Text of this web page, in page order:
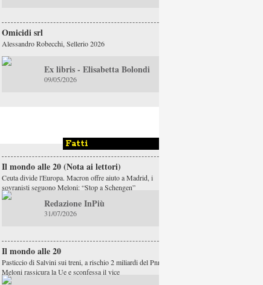
Omicidi srl
Alessandro Robecchi, Sellerio 2026
Ex libris - Elisabetta Bolondi
09/05/2026
Fatti
Il mondo alle 20 (Nota ai lettori)
Ceuta divide l'Europa. Macron offre aiuto a Madrid, i
sovranisti seguono Meloni: “Stop a Schengen”
Redazione InPiù
31/07/2026
Il mondo alle 20
Pasticcio di Salvini sui treni, a rischio 2 miliardi del Pnrr.
Meloni rassicura la Ue e sconfessa il vice